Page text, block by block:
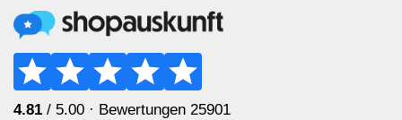
4.81 / 5.00 · Bewertungen 25901